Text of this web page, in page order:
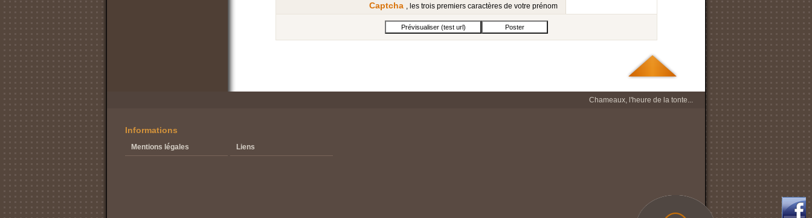
Captcha , les trois premiers caractères de votre prénom
Chameaux, l'heure de la tonte...
Informations
Mentions légales Liens